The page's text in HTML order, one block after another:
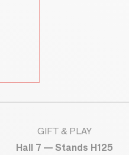
GIFT & PLAY
Hall 7 — Stands H125